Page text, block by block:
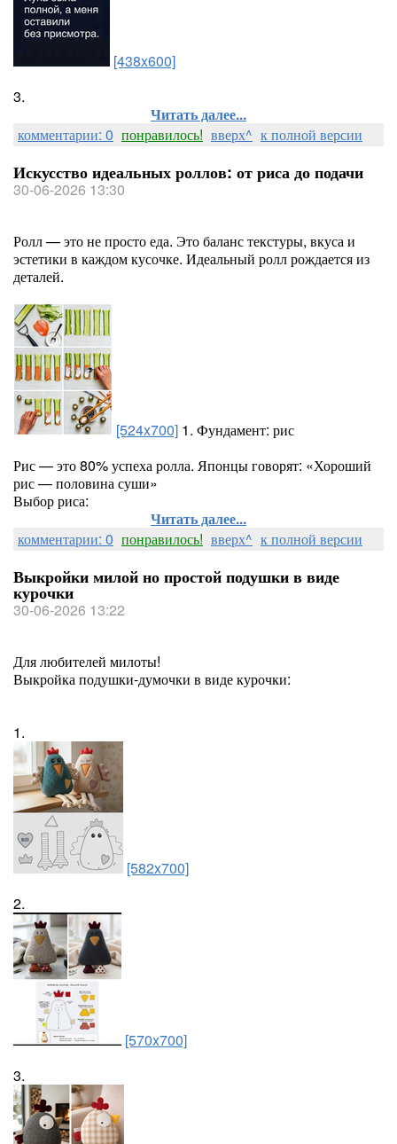
[438x600]
3.
Читать далее...
комментарии: 0 понравилось! вверх^ к полной версии
Искусство идеальных роллов: от риса до подачи
30-06-2026 13:30
Ролл — это не просто еда. Это баланс текстуры, вкуса и
эстетики в каждом кусочке. Идеальный ролл рождается из
деталей.
[524x700] 1. Фундамент: рис
Рис — это 80% успеха ролла. Японцы говорят: «Хороший
рис — половина суши»
Выбор риса:
Читать далее...
комментарии: 0 понравилось! вверх^ к полной версии
Выкройки милой но простой подушки в виде
курочки
30-06-2026 13:22
Для любителей милоты!
Выкройка подушки-думочки в виде курочки:
1.
[582x700]
2.
[570x700]
3.